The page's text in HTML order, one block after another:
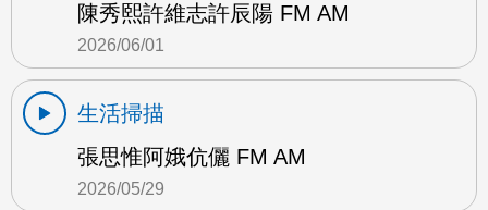
陳秀熙許維志許辰陽 FM AM
2026/06/01
生活掃描
張思惟阿娥伉儷 FM AM
2026/05/29